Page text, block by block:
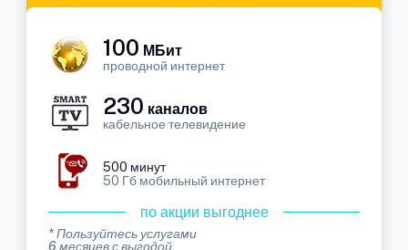
100 МБит
проводной интернет
230 каналов
кабельное телевидение
500 минут
50 Гб мобильный интернет
по акции выгоднее
* Пользуйтесь услугами
6 месяцев с выгодой